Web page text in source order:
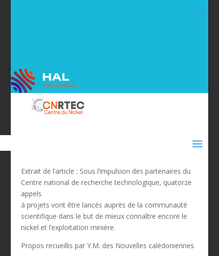
Extrait de l’article : Sous l’impulsion des partenaires du
Centre national de recherche technologique, quatorze
appels
à projets vont être lancés auprès de la communauté
scientifique dans le but de mieux connaître encore le
nickel et l’exploitation minière.
Propos recueillis par Y.M. des Nouvelles calédoniennes